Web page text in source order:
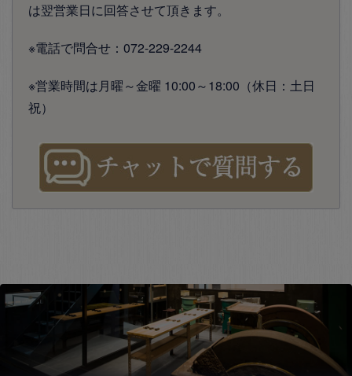
は翌営業日に回答させて頂きます。
※電話で問合せ：072-229-2244
※営業時間は月曜～金曜 10:00～18:00（休日：土日
祝）